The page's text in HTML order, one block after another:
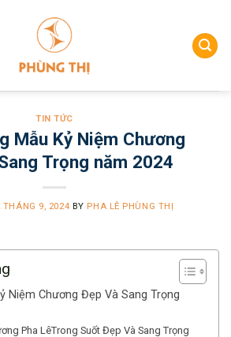
TIN TỨC
Mẫu Kỷ Niệm Chương
Trọng năm 2024
THÁNG 9, 2024 BY PHA LÊ PHÙNG THỊ
Niệm Chương Đẹp Và Sang Trọng
Pha LêTrong Suốt Đẹp Và Sang Trọng